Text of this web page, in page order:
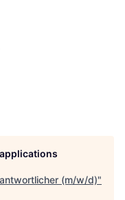
(m/w/d)"